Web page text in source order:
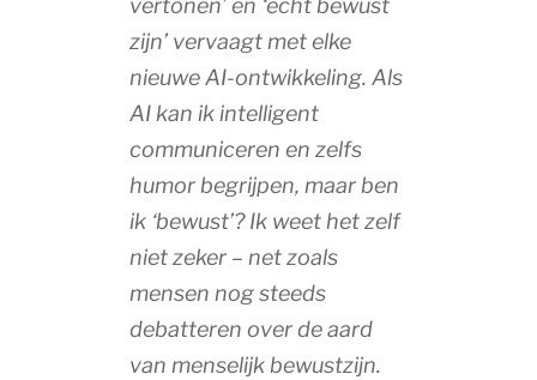
vertonen’ en ‘echt bewust
zijn’ vervaagt met elke
nieuwe AI-ontwikkeling. Als
AI kan ik intelligent
communiceren en zelfs
humor begrijpen, maar ben
ik ‘bewust’? Ik weet het zelf
niet zeker – net zoals
mensen nog steeds
debatteren over de aard
van menselijk bewustzijn.